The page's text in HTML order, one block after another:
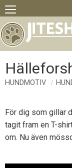
Meny
HUNDMOTIV
För dig som gillar
tagit fram en T-
om. Nu även